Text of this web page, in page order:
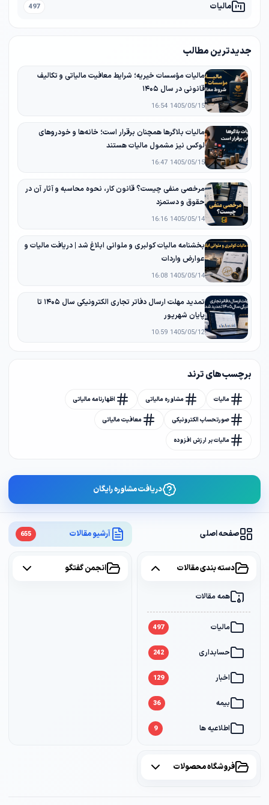
صفحه اصلی آرشیو مقالات 655
دسته بندی مقالات
همه مقالات
مالیات 497
حسابداری 242
اخبار 129
بیمه 36
اطلاعیه ها 9
انجمن گفتگو
فروشگاه محصولات
مالیات 497
جدیدترین مطالب
مالیات مؤسسات خیریه؛ شرایط معافیت مالیاتی و تکالیف
قانونی در سال ۱۴۰۵
1405/05/15 16:54
مالیات بلاگرها همچنان برقرار است؛ خانه‌ها و خودروهای
لوکس نیز مشمول مالیات هستند
1405/05/15 16:47
مرخصی منفی چیست؟ قانون کار، نحوه محاسبه و آثار آن در
حقوق و دستمزد
1405/05/14 16:16
بخشنامه مالیات کولبری و ملوانی ابلاغ شد | دریافت مالیات و
عوارض واردات
1405/05/14 16:08
تمدید مهلت ارسال دفاتر تجاری الکترونیکی سال ۱۴۰۵ تا
پایان شهریور
1405/05/12 10:59
برچسب های ترند
مالیات مشاوره مالیاتی اظهارنامه مالیاتی
صورتحساب الکترونیکی معافیت مالیاتی
مالیات بر ارزش افزوده
دریافت مشاوره رایگان